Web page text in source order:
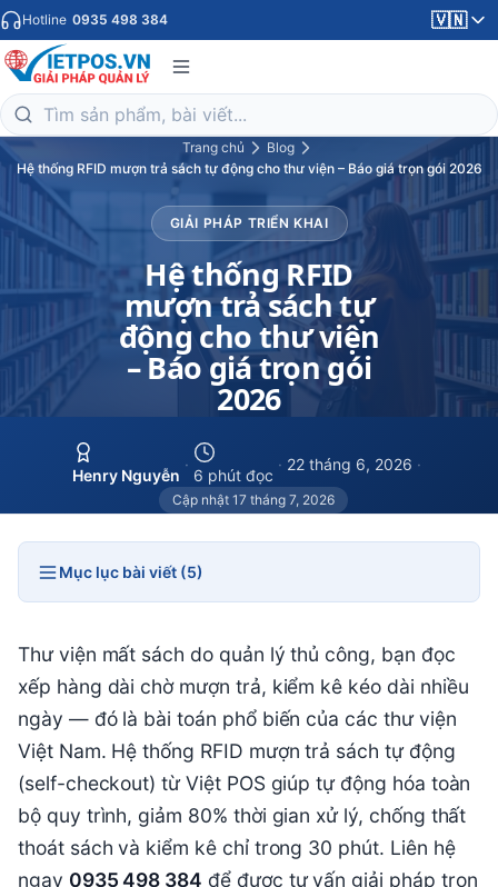
Hotline 0935 498 384 🇻🇳
Trang chủ
Blog
Hệ thống RFID mượn trả sách tự động cho thư viện – Báo giá trọn gói 2026
GIẢI PHÁP TRIỂN KHAI
Hệ thống RFID
mượn trả sách tự
động cho thư viện
– Báo giá trọn gói
2026
Henry Nguyễn
·
6 phút đọc
· 22 tháng 6, 2026 ·
Cập nhật 17 tháng 7, 2026
Mục lục bài viết (5)
Thư viện mất sách do quản lý thủ công, bạn đọc
xếp hàng dài chờ mượn trả, kiểm kê kéo dài nhiều
ngày — đó là bài toán phổ biến của các thư viện
Việt Nam. Hệ thống RFID mượn trả sách tự động
(self-checkout) từ Việt POS giúp tự động hóa toàn
bộ quy trình, giảm 80% thời gian xử lý, chống thất
thoát sách và kiểm kê chỉ trong 30 phút. Liên hệ
ngay 0935 498 384 để được tư vấn giải pháp trọn